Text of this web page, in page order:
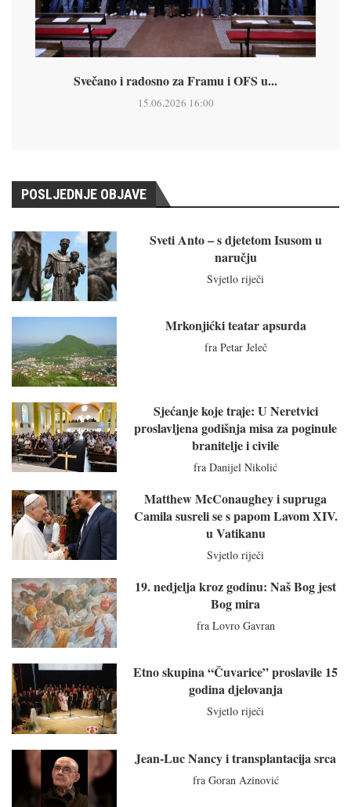
Svečano i radosno za Framu i OFS u...
15.06.2026 16:00
POSLJEDNJE OBJAVE
Sveti Anto – s djetetom Isusom u
naručju
Svjetlo riječi
Mrkonjićki teatar apsurda
fra Petar Jeleč
Sjećanje koje traje: U Neretvici
proslavljena godišnja misa za poginule
branitelje i civile
fra Danijel Nikolić
Matthew McConaughey i supruga
Camila susreli se s papom Lavom XIV.
u Vatikanu
Svjetlo riječi
19. nedjelja kroz godinu: Naš Bog jest
Bog mira
fra Lovro Gavran
Etno skupina “Čuvarice” proslavile 15
godina djelovanja
Svjetlo riječi
Jean-Luc Nancy i transplantacija srca
fra Goran Azinović